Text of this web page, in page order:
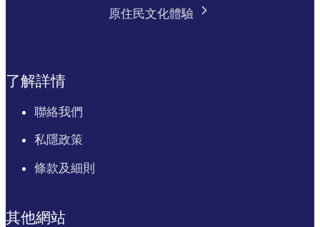
原住民文化體驗
了解詳情
聯絡我們
私隱政策
條款及細則
其他網站